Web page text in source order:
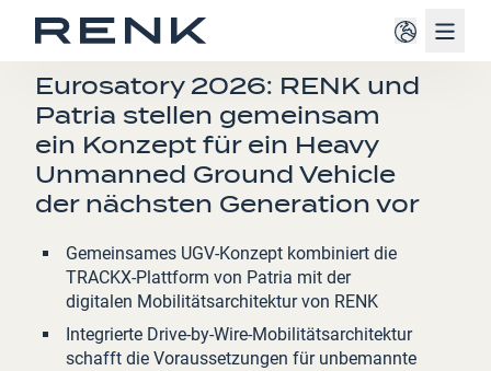
PRESSEMITTEILUNG
Eurosatory 2026: RENK und
Patria stellen gemeinsam
ein Konzept für ein Heavy
Unmanned Ground Vehicle
der nächsten Generation vor
Gemeinsames UGV-Konzept kombiniert die
TRACKX-Plattform von Patria mit der
digitalen Mobilitätsarchitektur von RENK
Integrierte Drive-by-Wire-Mobilitätsarchitektur
schafft die Voraussetzungen für unbemannte